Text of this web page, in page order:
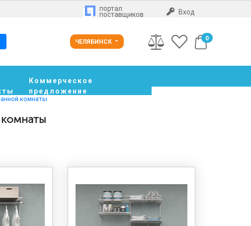
портал
поставщиков Вход
ЧЕЛЯБИНСК 0
Коммерческое
предложение
комнаты